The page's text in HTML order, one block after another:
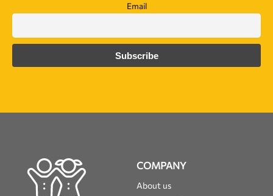
Email
COMPANY
About us